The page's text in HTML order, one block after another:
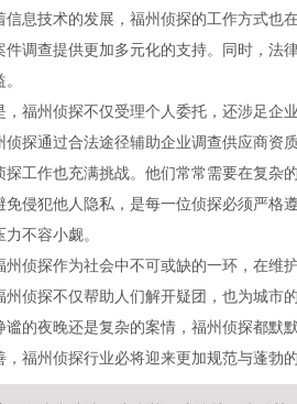
信息技术的发展，福州侦探的工作方式也
件调查提供更加多元化的支持。同时，法
，福州侦探不仅受理个人委托，还涉足企
侦探通过合法途径辅助企业调查供应商资
探工作也充满挑战。他们常常需要在复杂
免侵犯他人隐私，是每一位侦探必须严格
不容小觑。
州侦探作为社会中不可或缺的一环，在维
州侦探不仅帮助人们解开疑团，也为城市
谧的夜晚还是复杂的案情，福州侦探都默
，福州侦探行业必将迎来更加规范与蓬勃